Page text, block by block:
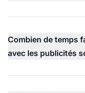
Combien de temps
avec les publicités